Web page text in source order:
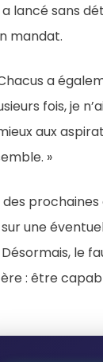
a lancé sans
mandat.
a
fois, je
aux
»
des
une
le
: être